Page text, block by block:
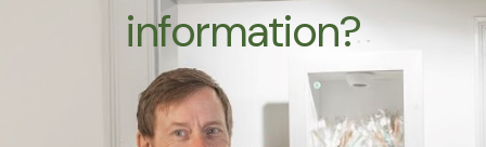
information?